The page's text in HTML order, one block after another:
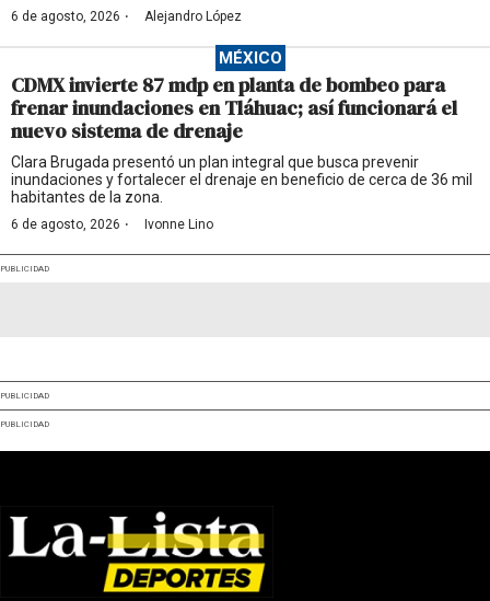
6 de agosto, 2026 · Alejandro López
MÉXICO
CDMX invierte 87 mdp en planta de bombeo para
frenar inundaciones en Tláhuac; así funcionará el
nuevo sistema de drenaje
Clara Brugada presentó un plan integral que busca prevenir
inundaciones y fortalecer el drenaje en beneficio de cerca de 36 mil
habitantes de la zona.
6 de agosto, 2026 · Ivonne Lino
PUBLICIDAD
PUBLICIDAD
PUBLICIDAD